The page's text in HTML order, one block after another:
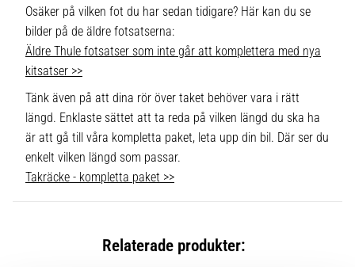
Osäker på vilken fot du har sedan tidigare? Här kan du se
bilder på de äldre fotsatserna:
Äldre Thule fotsatser som inte går att komplettera med nya
kitsatser >>
Tänk även på att dina rör över taket behöver vara i rätt
längd. Enklaste sättet att ta reda på vilken längd du ska ha
är att gå till våra kompletta paket, leta upp din bil. Där ser du
enkelt vilken längd som passar.
Takräcke - kompletta paket >>
Relaterade produkter: